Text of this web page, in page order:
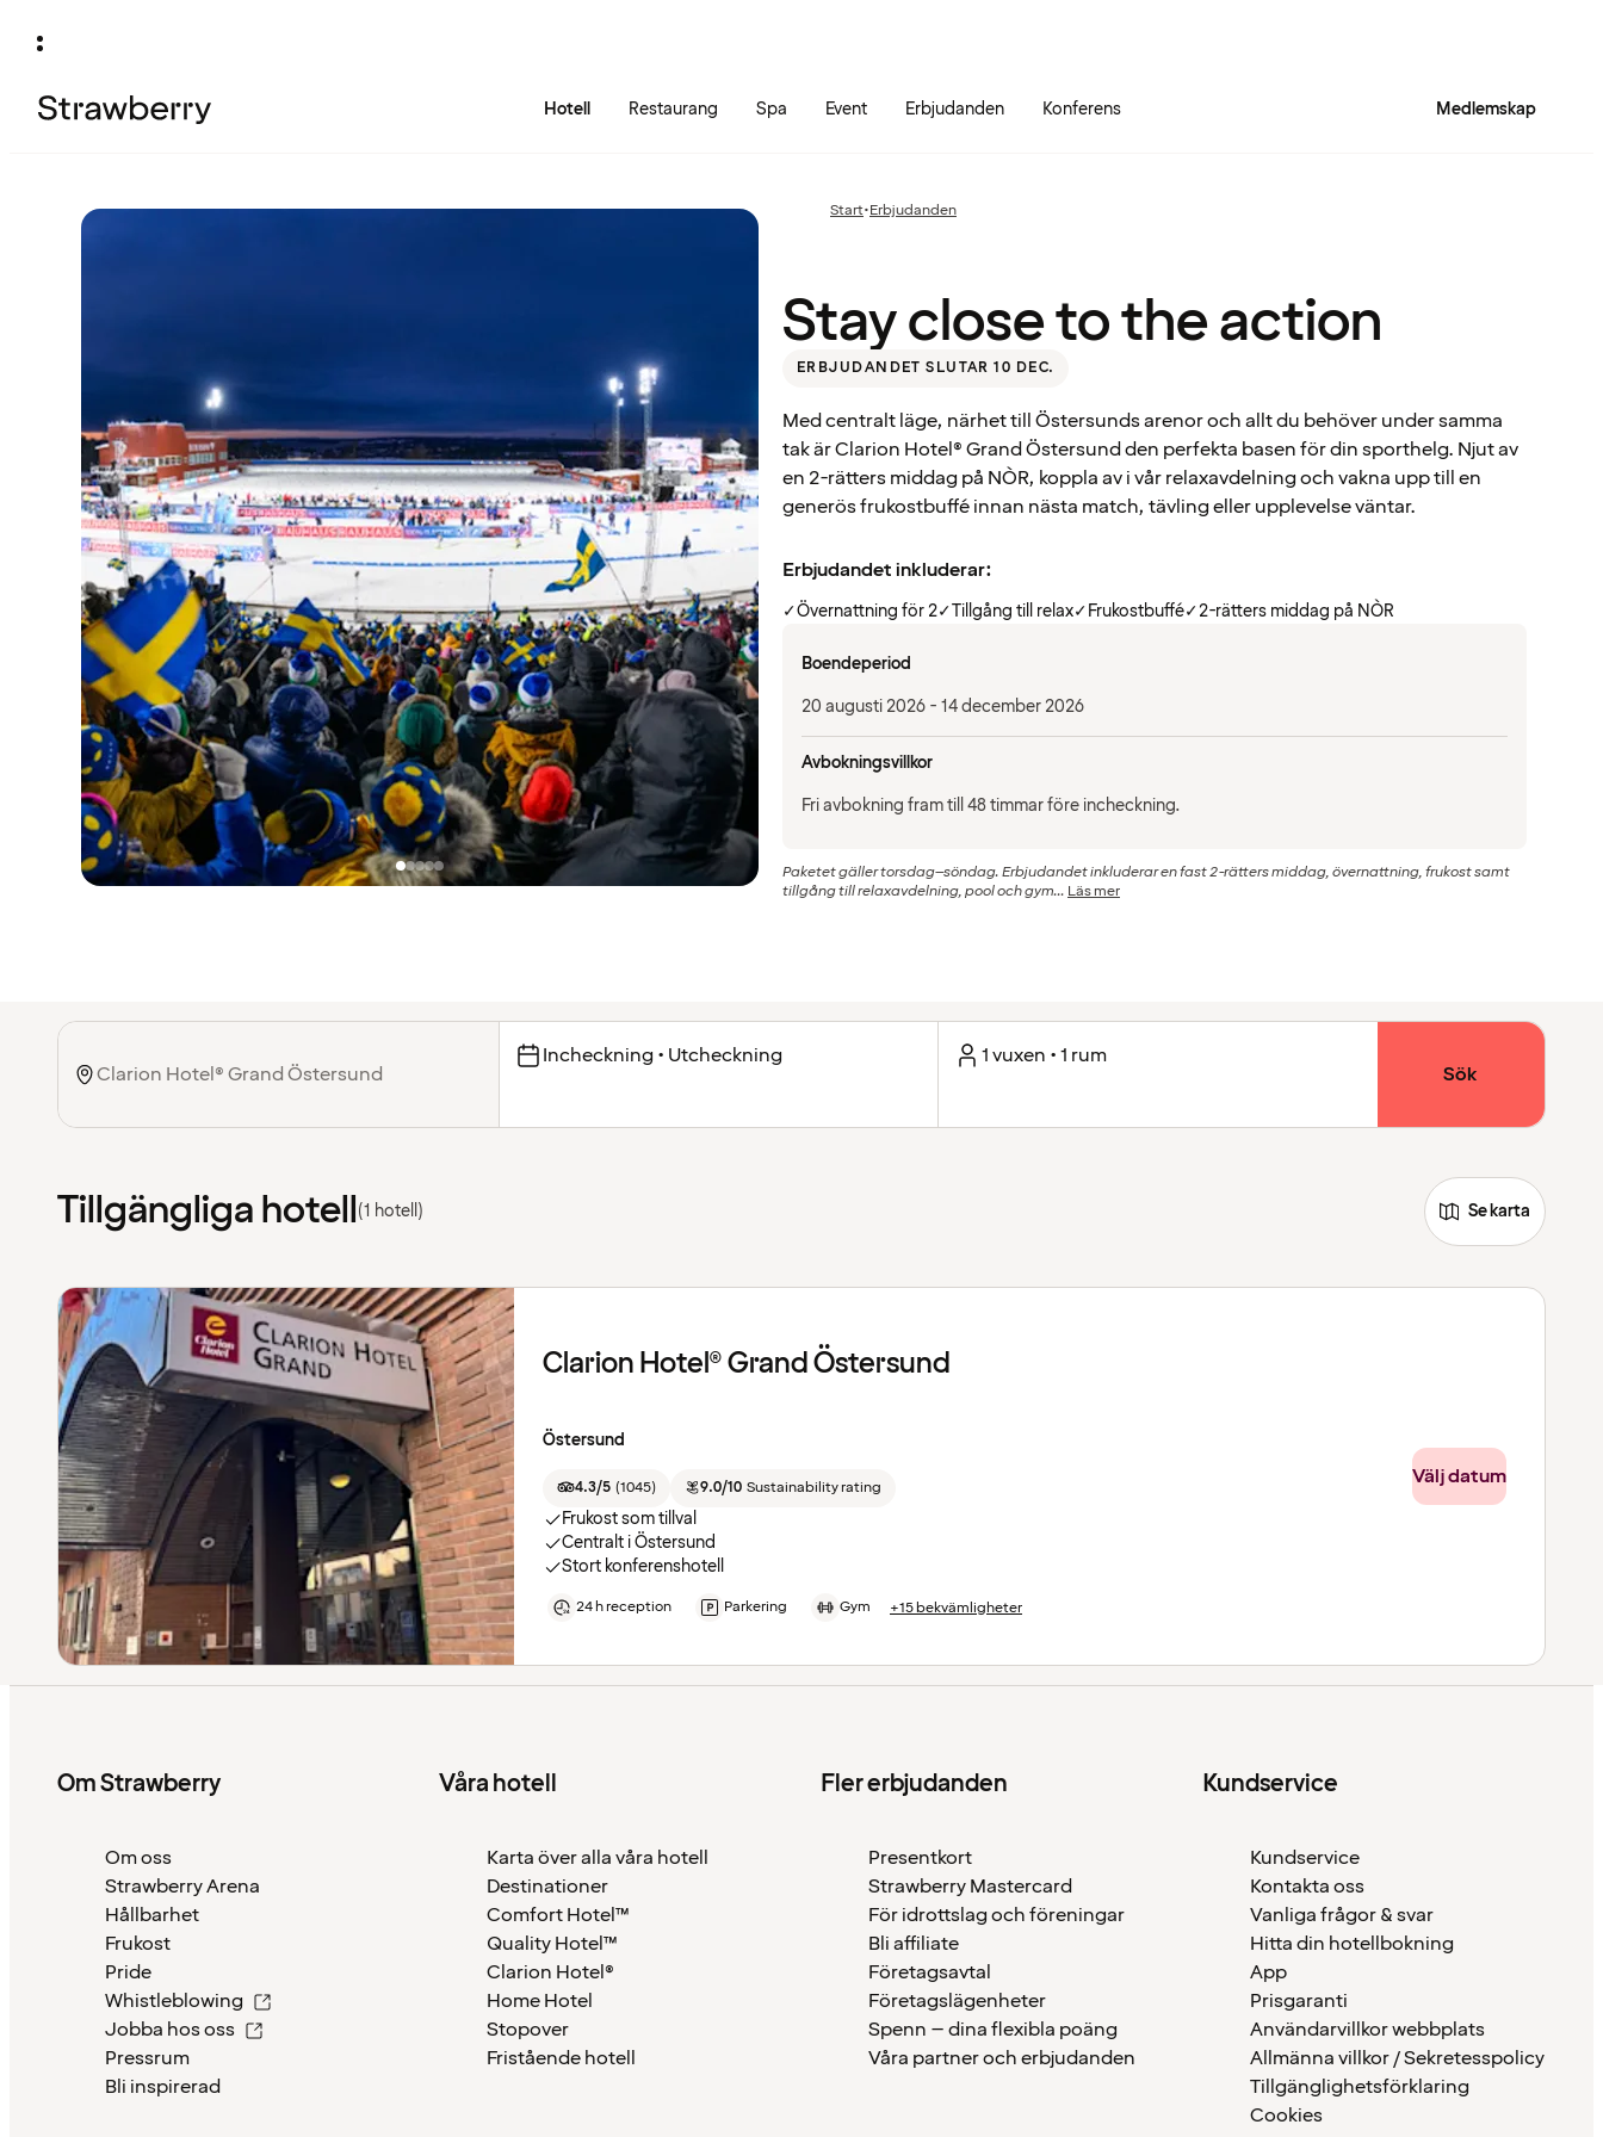
Hotell Restaurang Spa Event Erbjudanden Konferens Medlemskap
Start•Föregående
Erbjudanden
to the
Stay close to the action
ERBJUDANDET SLUTAR 10 DEC.
Med centralt läge, närhet till Östersunds arenor och allt du behöver under samma
tak är Clarion Hotel® Grand Östersund den perfekta basen för din sporthelg. Njut av
en 2-rätters middag på NÒR, koppla av i vår relaxavdelning och vakna upp till en
generös frukostbuffé innan nästa match, tävling eller upplevelse väntar.
Erbjudandet inkluderar:
✓Övernattning för 2✓Tillgång till relax✓Frukostbuffé✓2-rätters middag på NÒR
Boendeperiod
20 augusti 2026 - 14 december 2026
Avbokningsvillkor
Fri avbokning fram till 48 timmar före incheckning.
Paketet gäller torsdag–söndag. Erbjudandet inkluderar en fast 2-rätters middag, övernattning, frukost samt
tillgång till relaxavdelning, pool och gym... Läs mer
Incheckning • Utcheckning 1 vuxen • 1 rum
Sök
Tillgängliga hotell(1 hotell) Se karta
Clarion Hotel® Grand Östersund
Östersund
4.3/5 (1045) 9.0/10 Sustainability rating
Frukost som tillval
Centralt i Östersund
Stort konferenshotell
24 h reception Parkering Gym +15 bekvämligheter
Välj datum
Om Strawberry
Om oss
Strawberry Arena
Hållbarhet
Frukost
Pride
Whistleblowing
Jobba hos oss
Pressrum
Bli inspirerad
Våra hotell
Karta över alla våra hotell
Destinationer
Comfort Hotel™
Quality Hotel™
Clarion Hotel®
Home Hotel
Stopover
Fristående hotell
Fler erbjudanden
Presentkort
Strawberry Mastercard
För idrottslag och föreningar
Bli affiliate
Företagsavtal
Företagslägenheter
Spenn – dina flexibla poäng
Våra partner och erbjudanden
Kundservice
Kundservice
Kontakta oss
Vanliga frågor & svar
Hitta din hotellbokning
App
Prisgaranti
Användarvillkor webbplats
Allmänna villkor / Sekretesspolicy
Tillgänglighetsförklaring
Cookies